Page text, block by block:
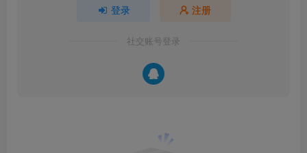
登录 注册
社交账号登录